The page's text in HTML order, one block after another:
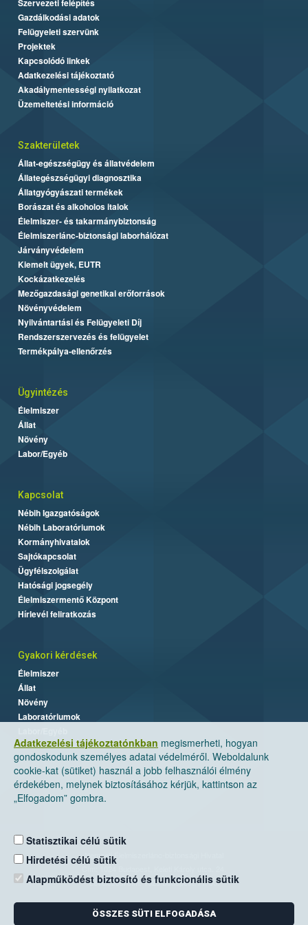
Adatkezelési tájékoztatónkban megismerheti, hogyan
gondoskodunk személyes adatai védelméről. Weboldalunk
cookie-kat (sütiket) használ a jobb felhasználói élmény
érdekében, melynek biztosításához kérjük, kattintson az
„Elfogadom” gombra.
Statisztikai célú sütik
Hirdetési célú sütik
Alapműködést biztosító és funkcionális sütik
ÖSSZES SÜTI ELFOGADÁSA
Szervezeti felépítés
Gazdálkodási adatok
Felügyeleti szervünk
Projektek
Kapcsolódó linkek
Adatkezelési tájékoztató
Akadálymentességi nyilatkozat
Üzemeltetési információ
Szakterületek
Állat-egészségügy és állatvédelem
Állategészségügyi diagnosztika
Állatgyógyászati termékek
Borászat és alkoholos italok
Élelmiszer- és takarmánybiztonság
Élelmiszerlánc-biztonsági laborhálózat
Járványvédelem
Kiemelt ügyek, EUTR
Kockázatkezelés
Mezőgazdasági genetikai erőforrások
Növényvédelem
Nyilvántartási és Felügyeleti Díj
Rendszerszervezés és felügyelet
Termékpálya-ellenőrzés
Ügyintézés
Élelmiszer
Állat
Növény
Labor/Egyéb
Kapcsolat
Nébih Igazgatóságok
Nébih Laboratóriumok
Kormányhivatalok
Sajtókapcsolat
Ügyfélszolgálat
Hatósági jogsegély
Élelmiszermentő Központ
Hírlevél feliratkozás
Gyakori kérdések
Élelmiszer
Állat
Növény
Laboratóriumok
Nemzeti Élelmiszerlánc-biztonsági Hivatal
Levelezési cím: 1525 Budapest. Pf. 30.
E-mail:ugyfelszolgalat@nebih.gov.hu